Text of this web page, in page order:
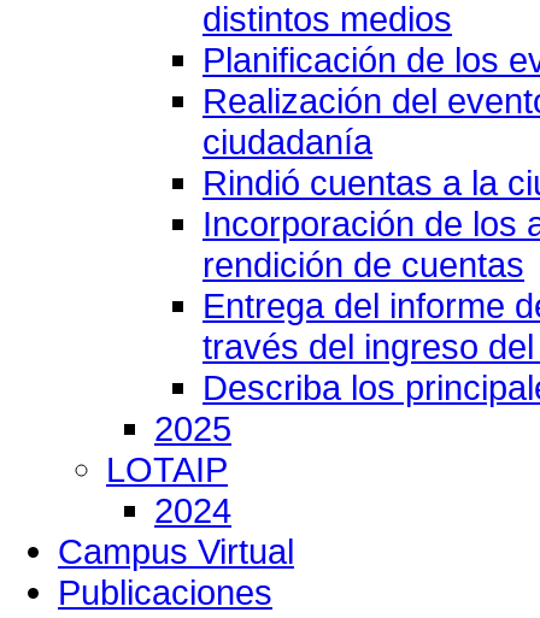
distintos medios
Planificación de los
Realización del
ciudadanía
Rindió cuentas a la
Incorporación de los
rendición de cuentas
Entrega del informe
través del ingreso
Describa los
2025
LOTAIP
2024
Campus Virtual
Publicaciones